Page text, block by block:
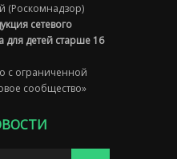
(Роскомнадзор)
сетевого
для детей старше 16
с ограниченной
сообщество»